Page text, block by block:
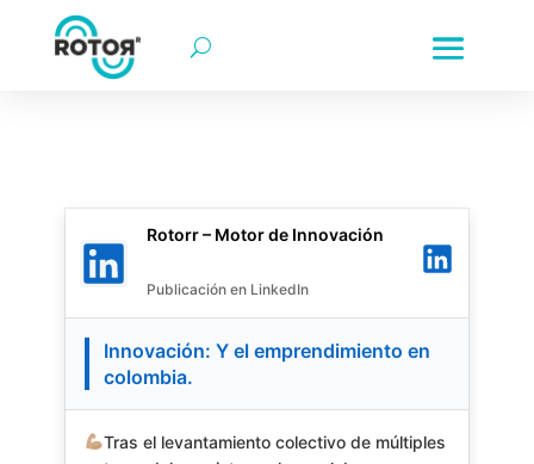
rotorr | rotorr motor de innovación | rotorr-motor de
Innovación empresarial | Transformación digital | Colombia |
Rotorr Motor de Innovación LinkedIn
Rotorr – Motor de Innovación
Publicación en LinkedIn
Innovación: Y el emprendimiento en
colombia.
Tras el levantamiento colectivo de múltiples